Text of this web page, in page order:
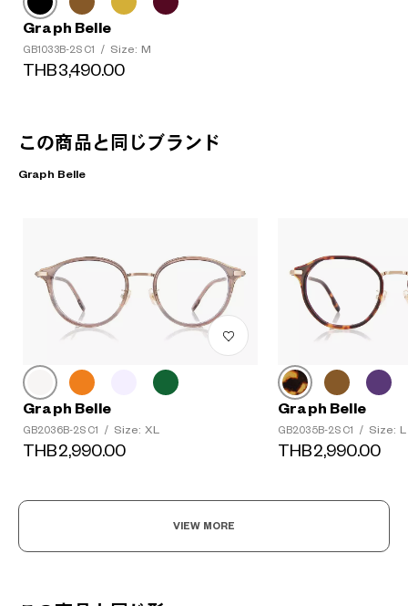
Graph Belle
GB1033B-2S C1 / Size: M
THB3,490.00
この商品と同じブランド
Graph Belle
Graph Belle
GB2036B-2S C1 / Size: XL
THB2,990.00
Graph Belle
GB2035B-2S C1 / Size: L
THB2,990.00
VIEW MORE